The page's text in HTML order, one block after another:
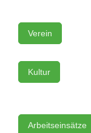
Verein
Kultur
Arbeitseinsätze